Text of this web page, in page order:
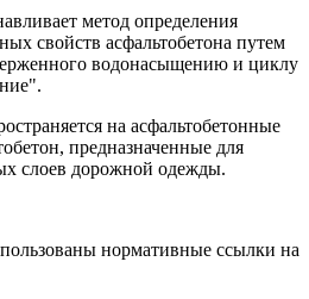
метод определения
свойств асфальтобетона путем
водонасыщению и циклу
на асфальтобетонные
предназначенные для
слоев дорожной одежды.
нормативные ссылки на